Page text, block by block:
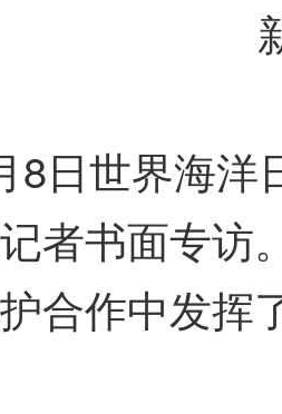
新
世界海洋
者书面专访
合作中发挥